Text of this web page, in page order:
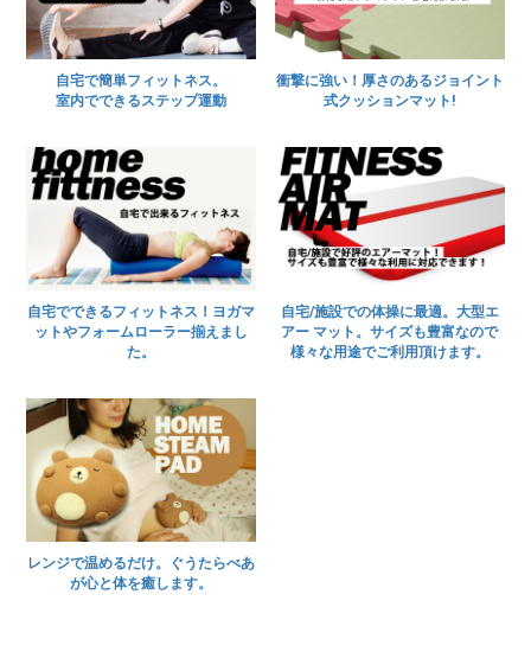
自宅で簡単フィットネス。
室内でできるステップ運動
衝撃に強い！厚さのあるジョイント
式クッションマット!
自宅でできるフィットネス！ヨガマ
ットやフォームローラー揃えまし
た。
自宅/施設での体操に最適。大型エ
アー マット。サイズも豊富なので
様々な用途でご利用頂けます。
レンジで温めるだけ。ぐうたらべあ
が心と体を癒します。